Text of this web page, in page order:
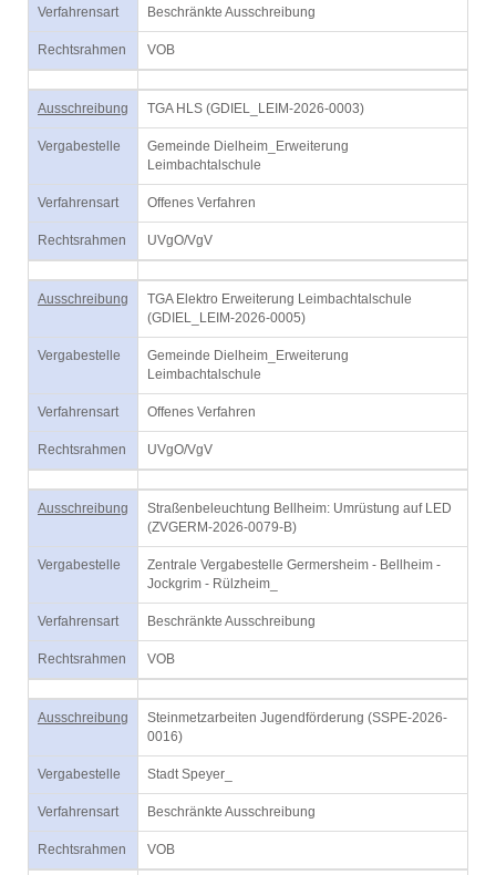
Verfahrensart Beschränkte Ausschreibung
Rechtsrahmen VOB
Ausschreibung TGA HLS (GDIEL_LEIM-2026-0003)
Vergabestelle
Gemeinde Dielheim_Erweiterung
Leimbachtalschule
Verfahrensart Offenes Verfahren
Rechtsrahmen UVgO/VgV
Ausschreibung
TGA Elektro Erweiterung Leimbachtalschule
(GDIEL_LEIM-2026-0005)
Vergabestelle
Gemeinde Dielheim_Erweiterung
Leimbachtalschule
Verfahrensart Offenes Verfahren
Rechtsrahmen UVgO/VgV
Ausschreibung
Straßenbeleuchtung Bellheim: Umrüstung auf LED
(ZVGERM-2026-0079-B)
Vergabestelle
Zentrale Vergabestelle Germersheim - Bellheim -
Jockgrim - Rülzheim_
Verfahrensart Beschränkte Ausschreibung
Rechtsrahmen VOB
Ausschreibung
Steinmetzarbeiten Jugendförderung (SSPE-2026-
0016)
Vergabestelle Stadt Speyer_
Verfahrensart Beschränkte Ausschreibung
Rechtsrahmen VOB